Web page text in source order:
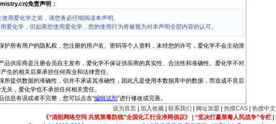
免责声明：
用爱化学之前，请您务必仔细阅读本声明。
爱化学，但如果您使用爱化学，您的使用行为将被视为对本声明全部内容的认可。
护所有用户的隐私权，您注册的用户名、密码等个人资料，未经您的许可，爱化学不会主动泄
品供应商是注册会员自主发布，爱化学不保证供应商的真实性、合法性和准确性。爱化学不对
生的相关后果承担任何商业和法律责任。
所提供数据的准确性，但并不承诺其准确性，因此凡是使用本数据库中的数据，而造成不良后
关，爱化学也不承担任何相关责任。
信息有误或者不完整，您可以点击“编辑试剂 ”进行修改或完善。
设为首页 加入收藏 联系我们 网址加盟 热搜CAS
热搜中文
《“清朗网络空间 共筑禁毒防线”全国化工行业净网倡议》
“坚决打赢禁毒人民战争”专栏|